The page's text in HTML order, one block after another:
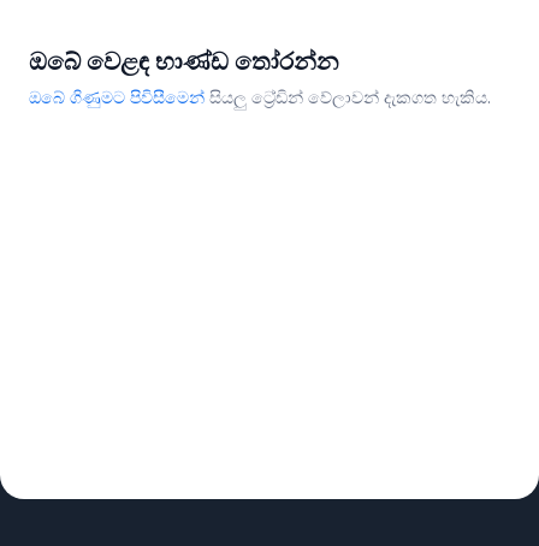
ඔබේ වෙළඳ භාණ්ඩ තෝරන්න
ඔබේ ගිණුමට පිවිසීමෙන් සියලු ට්‍රේඩින් වේලාවන් දැකගත හැකිය.